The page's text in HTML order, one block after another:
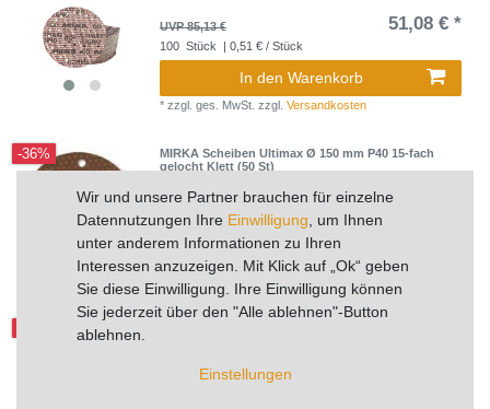
UVP 85,13 € 51,08 € *
100 Stück | 0,51 € / Stück
In den Warenkorb
* zzgl. ges. MwSt. zzgl. Versandkosten
-36%
MIRKA Scheiben Ultimax Ø 150 mm P40 15-fach
gelocht Klett (50 St)
UVP 52,30 € 33,29 € *
50 Stück | 0,67 € / Stück
In den Warenkorb
UVP 18,79 €
Wir und unsere Partner brauchen für einzelne
Datennutzungen Ihre Einwilligung, um Ihnen
unter anderem Informationen zu Ihren
Interessen anzuzeigen. Mit Klick auf „Ok“ geben
Sie diese Einwilligung. Ihre Einwilligung können
Sie jederzeit über den "Alle ablehnen"-Button
ablehnen.
Einstellungen